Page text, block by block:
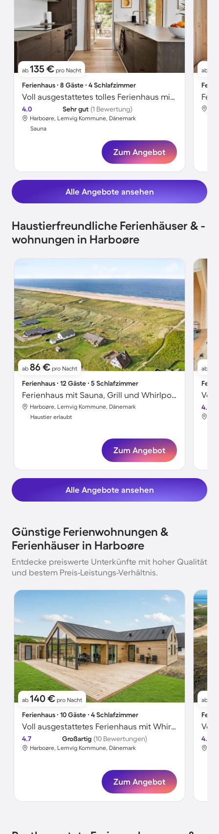
ab 135 € pro Nacht
Ferienhaus ∙ 8 Gäste ∙ 4 Schlafzimmer
Voll ausgestattetes tolles Ferienhaus mit Grill, Sauna und Whirlpool | Haustierfreundlich
4.0 Sehr gut (1 Bewertung)
Harboøre, Lemvig Kommune, Dänemark
Sauna
Zum Angebot
ab
Alle Angebote ansehen
Haustierfreundliche Ferienhäuser & -
wohnungen in Harboøre
ab 86 € pro Nacht
Ferienhaus ∙ 12 Gäste ∙ 5 Schlafzimmer
Ferienhaus mit Sauna, Grill und Whirlpool
Harboøre, Lemvig Kommune, Dänemark
Haustier erlaubt
Zum Angebot
ab
4.2
Alle Angebote ansehen
Günstige Ferienwohnungen &
Ferienhäuser in Harboøre
Entdecke preiswerte Unterkünfte mit hoher Qualität
und bestem Preis-Leistungs-Verhältnis.
ab 140 € pro Nacht
Ferienhaus ∙ 10 Gäste ∙ 4 Schlafzimmer
Voll ausgestattetes Ferienhaus mit Whirlpool, Terrasse und Sauna | Seeblick | Haustiere sind willkommen
4.7 Großartig (10 Bewertungen)
Harboøre, Lemvig Kommune, Dänemark
Zum Angebot
ab
4.5